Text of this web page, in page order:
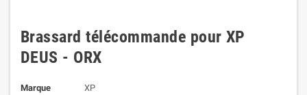
Brassard télécommande pour XP
DEUS - ORX
Marque
XP